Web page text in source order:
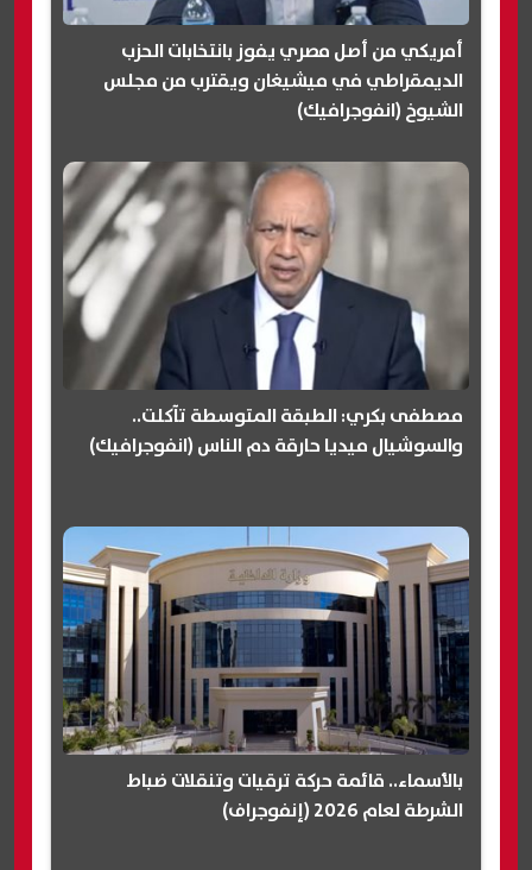
أمريكي من أصل مصري يفوز بانتخابات الحزب
الديمقراطي في ميشيغان ويقترب من مجلس
الشيوخ (انفوجرافيك)
مصطفى بكري: الطبقة المتوسطة تآكلت..
والسوشيال ميديا حارقة دم الناس (انفوجرافيك)
بالأسماء.. قائمة حركة ترقيات وتنقلات ضباط
الشرطة لعام 2026 (إنفوجراف)